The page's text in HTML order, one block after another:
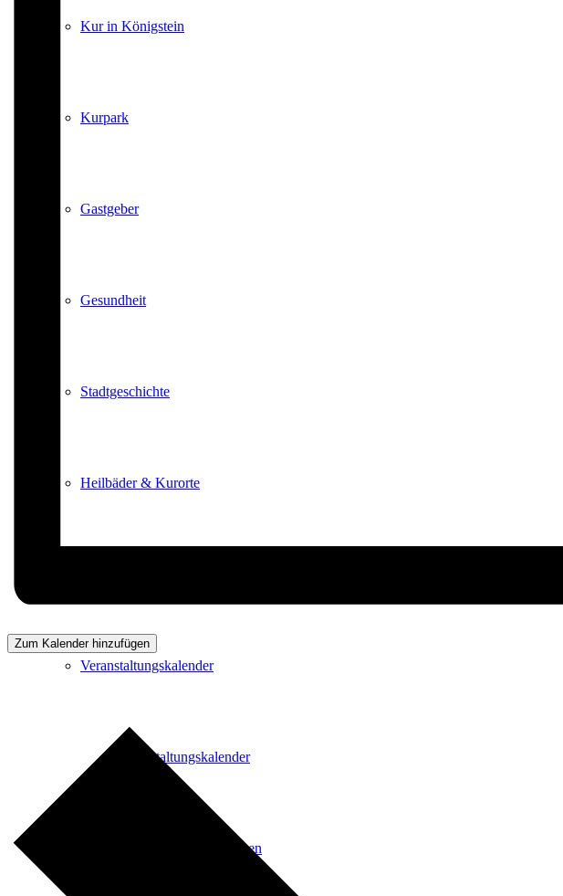
Kur in Königstein
Kurpark
Gastgeber
Gesundheit
Stadtgeschichte
Heilbäder & Kurorte
Veranstaltungskalender
Veranstaltungskalender
Veranstaltung beantragen
Zum Kalender hinzufügen